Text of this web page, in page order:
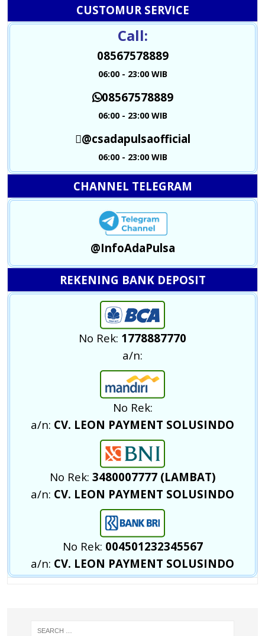
CUSTOMUR SERVICE
Call:
08567578889
06:00 - 23:00 WIB
08567578889
06:00 - 23:00 WIB
@csadapulsaofficial
06:00 - 23:00 WIB
CHANNEL TELEGRAM
@InfoAdaPulsa
REKENING BANK DEPOSIT
No Rek: 1778887770
a/n:
No Rek:
a/n: CV. LEON PAYMENT SOLUSINDO
No Rek: 3480007777 (LAMBAT)
a/n: CV. LEON PAYMENT SOLUSINDO
No Rek: 004501232345567
a/n: CV. LEON PAYMENT SOLUSINDO